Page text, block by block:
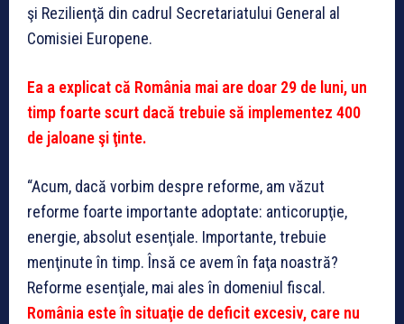
şi Rezilienţă din cadrul Secretariatului General al
Comisiei Europene.
Ea a explicat că România mai are doar 29 de luni, un
timp foarte scurt dacă trebuie să implementez 400
de jaloane şi ţinte.
“Acum, dacă vorbim despre reforme, am văzut
reforme foarte importante adoptate: anticorupţie,
energie, absolut esenţiale. Importante, trebuie
menţinute în timp. Însă ce avem în faţa noastră?
Reforme esenţiale, mai ales în domeniul fiscal.
România este în situaţie de deficit excesiv, care nu